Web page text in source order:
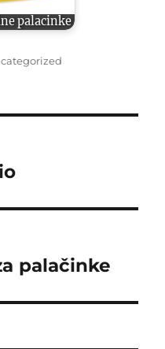
palacinke
palačinke